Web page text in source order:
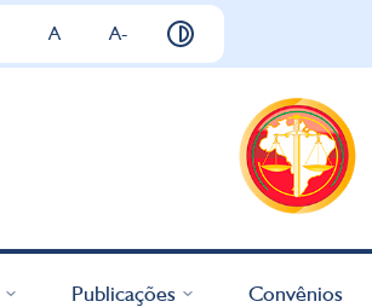
A A-
Publicações Convênios